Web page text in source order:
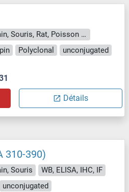
Reactivité: Humain, Souris, Rat, Poisson zèbre (Danio rerio)
Polyclonal unconjugated
Détails
310-390)
Souris
WB, ELISA, IHC, IF
unconjugated